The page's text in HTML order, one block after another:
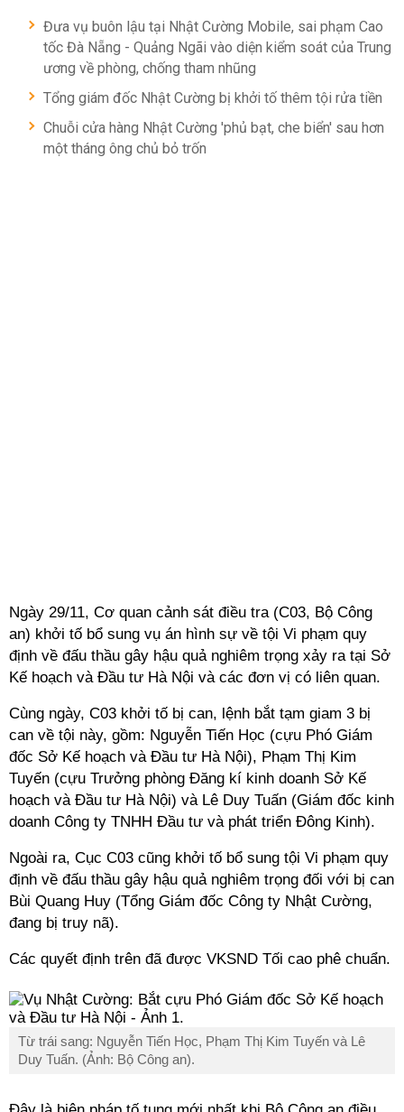
Đưa vụ buôn lậu tại Nhật Cường Mobile, sai phạm Cao
tốc Đà Nẵng - Quảng Ngãi vào diện kiểm soát của Trung
ương về phòng, chống tham nhũng
Tổng giám đốc Nhật Cường bị khởi tố thêm tội rửa tiền
Chuỗi cửa hàng Nhật Cường 'phủ bạt, che biển' sau hơn
một tháng ông chủ bỏ trốn
Ngày 29/11, Cơ quan cảnh sát điều tra (C03, Bộ Công
an) khởi tố bổ sung vụ án hình sự về tội Vi phạm quy
định về đấu thầu gây hậu quả nghiêm trọng xảy ra tại Sở
Kế hoạch và Đầu tư Hà Nội và các đơn vị có liên quan.
Cùng ngày, C03 khởi tố bị can, lệnh bắt tạm giam 3 bị
can về tội này, gồm: Nguyễn Tiến Học (cựu Phó Giám
đốc Sở Kế hoạch và Đầu tư Hà Nội), Phạm Thị Kim
Tuyến (cựu Trưởng phòng Đăng kí kinh doanh Sở Kế
hoạch và Đầu tư Hà Nội) và Lê Duy Tuấn (Giám đốc kinh
doanh Công ty TNHH Đầu tư và phát triển Đông Kinh).
Ngoài ra, Cục C03 cũng khởi tố bổ sung tội Vi phạm quy
định về đấu thầu gây hậu quả nghiêm trọng đối với bị can
Bùi Quang Huy (Tổng Giám đốc Công ty Nhật Cường,
đang bị truy nã).
Các quyết định trên đã được VKSND Tối cao phê chuẩn.
Từ trái sang: Nguyễn Tiến Học, Phạm Thị Kim Tuyến và Lê
Duy Tuấn. (Ảnh: Bộ Công an).